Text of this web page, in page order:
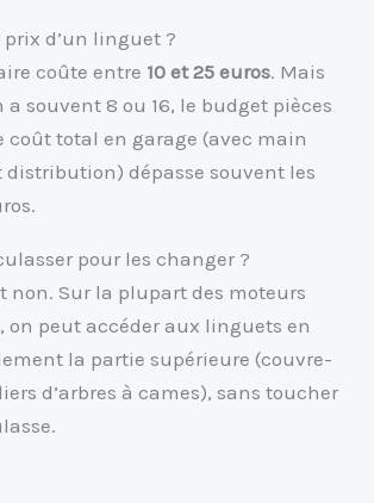
prix d’un linguet ?
coûte entre 10 et 25 euros. Mais
a souvent 8 ou 16, le budget pièces
coût total en garage (avec main
distribution) dépasse souvent les
pour les changer ?
non. Sur la plupart des moteurs
on peut accéder aux linguets en
la partie supérieure (couvre-
d’arbres à cames), sans toucher